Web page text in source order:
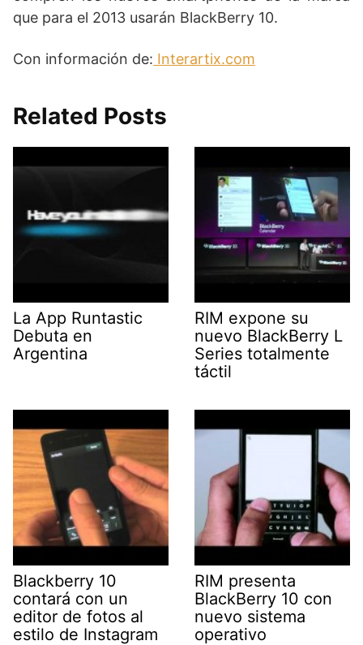
que para el 2013 usarán BlackBerry 10.
Con información de: Interartix.com
Related Posts
La App Runtastic
Debuta en
Argentina
RIM expone su
nuevo BlackBerry L
Series totalmente
táctil
Blackberry 10
contará con un
editor de fotos al
estilo de Instagram
RIM presenta
BlackBerry 10 con
nuevo sistema
operativo